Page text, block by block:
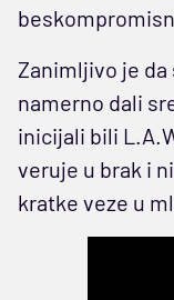
Zanimljivo je
namerno dali
inicijali bili
veruje u brak i
kratke veze u